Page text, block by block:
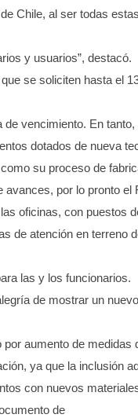
Chile, al ser todas
y usuarios”, destacó.
se soliciten hasta el
vencimiento. En tanto,
dotados de nueva
su proceso de
por lo pronto el
oficinas, con puestos
de atención en terreno
las y los funcionarios.
de mostrar un
aumento de medidas
ya que la inclusión
con nuevos
de